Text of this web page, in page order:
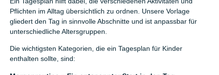
Pflichten im Alltag übersichtlich zu ordnen. Unsere Vorlage
gliedert den Tag in sinnvolle Abschnitte und ist anpassbar für
unterschiedliche Altersgruppen.
Die wichtigsten Kategorien, die ein Tagesplan für Kinder
enthalten sollte, sind: